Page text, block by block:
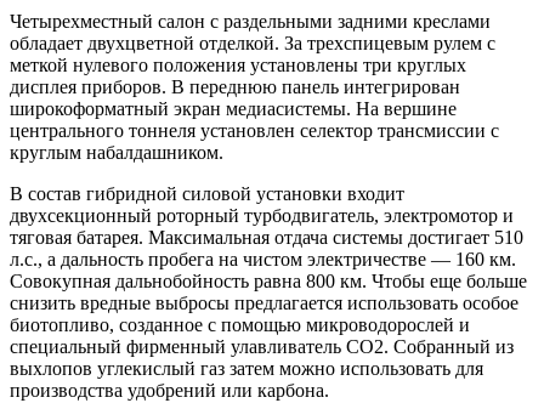
Четырехместный салон с раздельными задними креслами
обладает двухцветной отделкой. За трехспицевым рулем с
меткой нулевого положения установлены три круглых
дисплея приборов. В переднюю панель интегрирован
широкоформатный экран медиасистемы. На вершине
центрального тоннеля установлен селектор трансмиссии с
круглым набалдашником.
В состав гибридной силовой установки входит
двухсекционный роторный турбодвигатель, электромотор и
тяговая батарея. Максимальная отдача системы достигает 510
л.с., а дальность пробега на чистом электричестве — 160 км.
Совокупная дальнобойность равна 800 км. Чтобы еще больше
снизить вредные выбросы предлагается использовать особое
биотопливо, созданное с помощью микроводорослей и
специальный фирменный улавливатель CO2. Собранный из
выхлопов углекислый газ затем можно использовать для
производства удобрений или карбона.